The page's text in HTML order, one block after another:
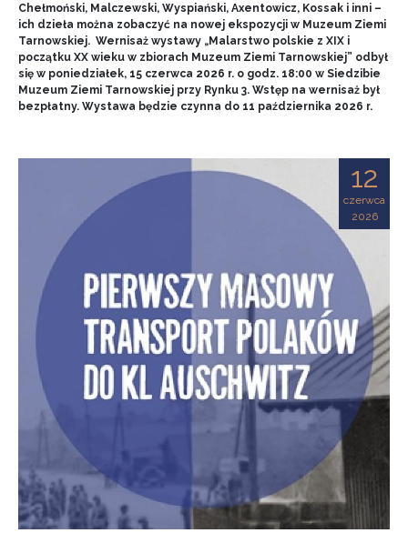
Chełmoński, Malczewski, Wyspiański, Axentowicz, Kossak i inni –
ich dzieła można zobaczyć na nowej ekspozycji w Muzeum Ziemi
Tarnowskiej. Wernisaż wystawy „Malarstwo polskie z XIX i
początku XX wieku w zbiorach Muzeum Ziemi Tarnowskiej” odbył
się w poniedziałek, 15 czerwca 2026 r. o godz. 18:00 w Siedzibie
Muzeum Ziemi Tarnowskiej przy Rynku 3. Wstęp na wernisaż był
bezpłatny. Wystawa będzie czynna do 11 października 2026 r.
12
czerwca
2026